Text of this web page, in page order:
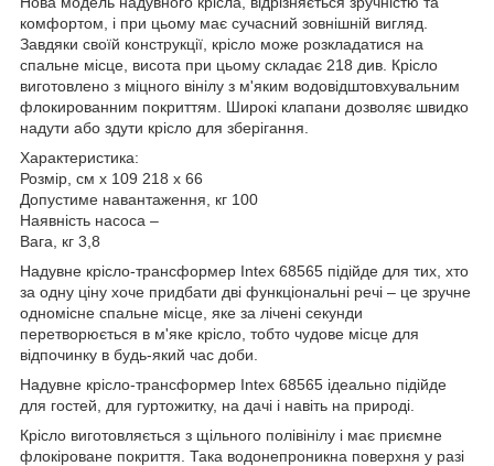
комфортом, і при цьому має сучасний зовнішній вигляд.
Завдяки своїй конструкції, крісло може розкладатися на
спальне місце, висота при цьому складає 218 див. Крісло
виготовлено з міцного вінілу з м'яким водовідштовхувальним
флокированним покриттям. Широкі клапани дозволяє швидко
надути або здути крісло для зберігання.
Характеристика:
Розмір, см х 109 218 х 66
Допустиме навантаження, кг 100
Наявність насоса –
Вага, кг 3,8
Надувне крісло-трансформер Intex 68565 підійде для тих, хто
за одну ціну хоче придбати дві функціональні речі – це зручне
одномісне спальне місце, яке за лічені секунди
перетворюється в м'яке крісло, тобто чудове місце для
відпочинку в будь-який час доби.
Надувне крісло-трансформер Intex 68565 ідеально підійде
для гостей, для гуртожитку, на дачі і навіть на природі.
Крісло виготовляється з щільного полівінілу і має приємне
флокіроване покриття. Така водонепроникна поверхня у разі